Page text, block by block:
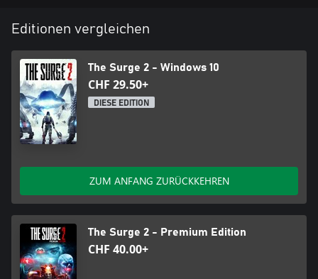
Editionen vergleichen
The Surge 2 - Windows 10
CHF 29.50+
DIESE EDITION
ZUM ANFANG ZURÜCKKEHREN
The Surge 2 - Premium Edition
CHF 40.00+